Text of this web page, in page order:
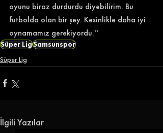
oyunu biraz durdurdu diyebilirim. Bu
futbolda olan bir şey. Kesinlikle daha iyi
oynamamız gerekiyordu.''
Süper LigSamsunspor
Süper Lig
İlgili Yazılar